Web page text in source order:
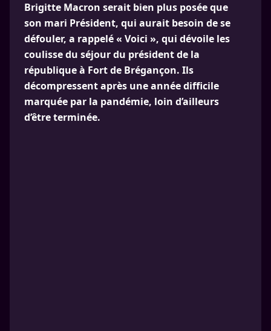
Brigitte Macron serait bien plus posée que
son mari Président, qui aurait besoin de se
défouler, a rappelé « Voici », qui dévoile les
coulisse du séjour du président de la
république à Fort de Brégançon. Ils
décompressent après une année difficile
marquée par la pandémie, loin d’ailleurs
d’être terminée.